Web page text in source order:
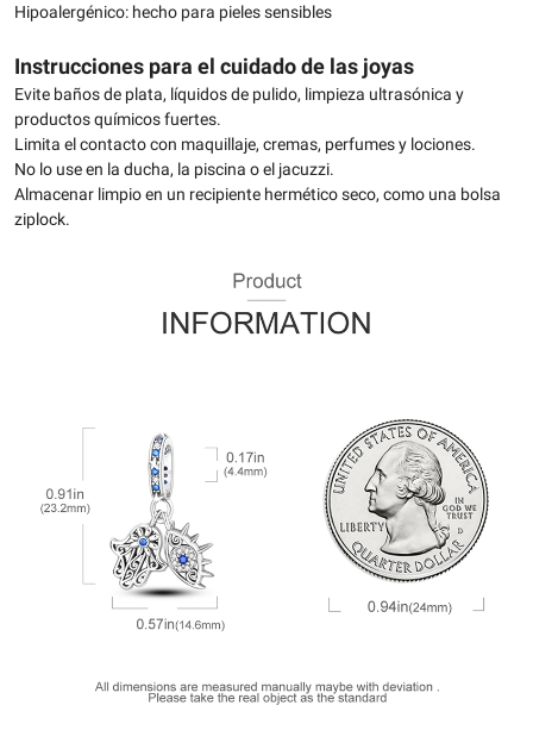
Hipoalergénico: hecho para pieles sensibles
Instrucciones para el cuidado de las joyas
Evite baños de plata, líquidos de pulido, limpieza ultrasónica y
productos químicos fuertes.
Limita el contacto con maquillaje, cremas, perfumes y lociones.
No lo use en la ducha, la piscina o el jacuzzi.
Almacenar limpio en un recipiente hermético seco, como una bolsa
ziplock.